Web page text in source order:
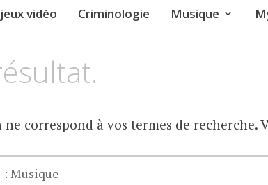
vidéo Criminologie Musique
ne correspond à vos termes de recherche.